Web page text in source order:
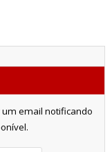
email notificando